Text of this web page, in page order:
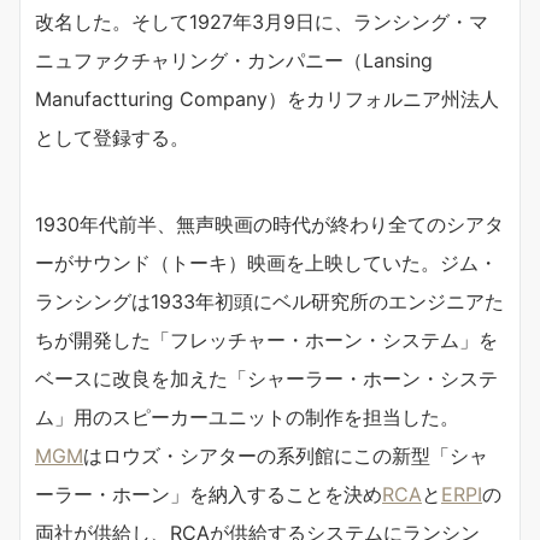
改名した。そして1927年3月9日に、ランシング・マ
ニュファクチャリング・カンパニー（Lansing
Manufactturing Company）をカリフォルニア州法人
として登録する。
1930年代前半、無声映画の時代が終わり全てのシアタ
ーがサウンド（トーキ）映画を上映していた。ジム・
ランシングは1933年初頭にベル研究所のエンジニアた
ちが開発した「フレッチャー・ホーン・システム」を
ベースに改良を加えた「シャーラー・ホーン・システ
ム」用のスピーカーユニットの制作を担当した。
MGMはロウズ・シアターの系列館にこの新型「シャ
ーラー・ホーン」を納入することを決めRCAと ERPIの
両社が供給し、RCAが供給するシステムにランシン